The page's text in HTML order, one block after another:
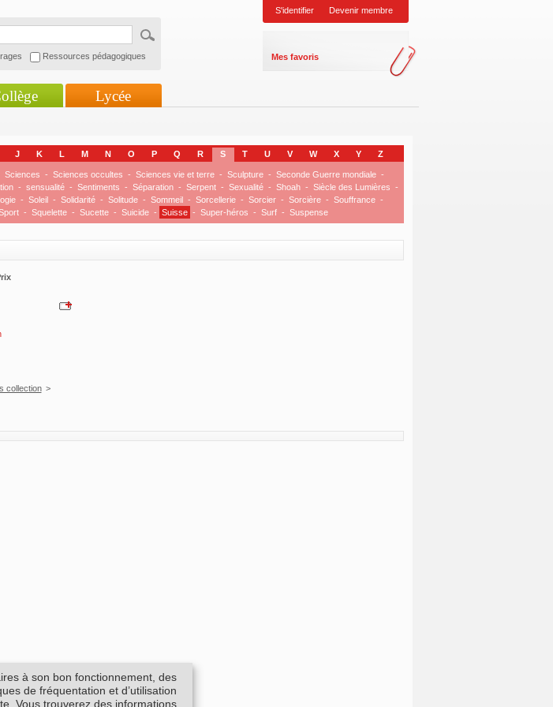
Ressources pédagogiques
S'identifier Devenir membre
Mes favoris
Lycée
J K L M N O P Q R S T U V W X Y Z
Sciences - Sciences occultes - Sciences vie et terre - Sculpture - Seconde Guerre mondiale -
- sensualité - Sentiments - Séparation - Serpent - Sexualité - Shoah - Siècle des Lumières -
- Soleil - Solidarité - Solitude - Sommeil - Sorcellerie - Sorcier - Sorcière - Souffrance -
- Squelette - Sucette - Suicide - Suisse - Super-héros - Surf - Suspense
collection >
à son bon fonctionnement, des
de fréquentation et d’utilisation
Vous trouverez des informations